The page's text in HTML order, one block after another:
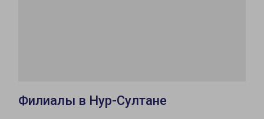
Филиалы в Нур-Султане